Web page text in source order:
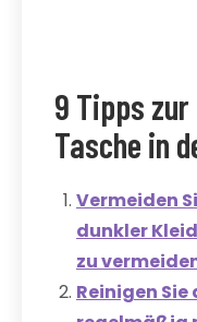
9 Tipps
Tasche in
Vermeiden
dunkler
zu
Reinigen